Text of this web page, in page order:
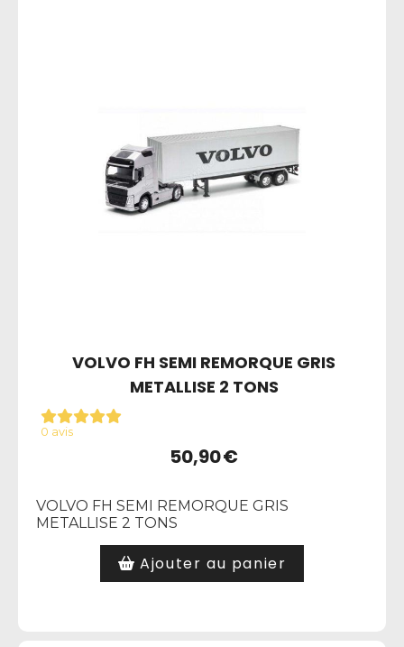
VOLVO FH SEMI REMORQUE GRIS
METALLISE 2 TONS
0 avis
50,90€
VOLVO FH SEMI REMORQUE GRIS
METALLISE 2 TONS
Ajouter au panier